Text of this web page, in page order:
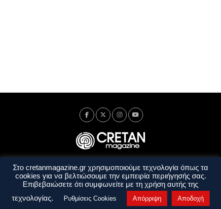
Ταυτότητα Πολιτική Απορρήτου
Όροι Χρήσης
Όροι και Προϋποθέσεις
Στο cretanmagazine.gr χρησιμοποιούμε τεχνολογία όπως τα
cookies για να βελτιώσουμε την εμπειρία περιήγησής σας.
Επιβεβαιώσετε ότι συμφωνείτε με τη χρήση αυτής της
τεχνολογίας.
Ρυθμίσεις Cookies Απόρριψη Αποδοχή